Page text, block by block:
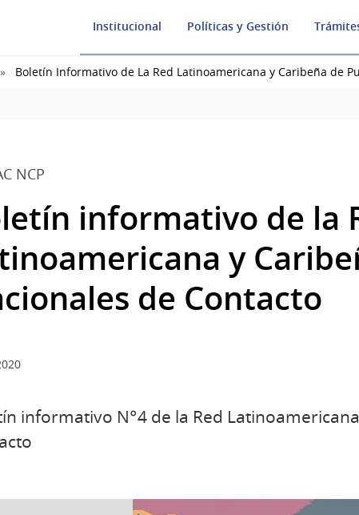
Institucional Políticas y Gestión
Boletín Informativo de La Red Latinoamericana y Caribeña de
NCP
informativo de la
y
de Contacto
informativo N°4 de la Red